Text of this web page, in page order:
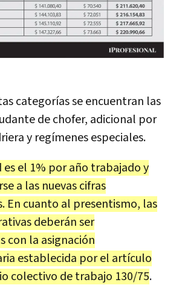
categorías se encuentran las
de chofer, adicional por
y regímenes especiales.
es el 1% por año trabajado y
a las nuevas cifras
En cuanto al presentismo, las
deberán ser
con la asignación
establecida por el artículo
colectivo de trabajo 130/75.